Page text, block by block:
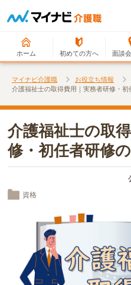
ホーム 初めての方へ 面談
マイナビ介護職 お役立ち情報
介護福祉士の取得費用｜実務者研修・
介護福祉士の取
修・初任者研修
資格